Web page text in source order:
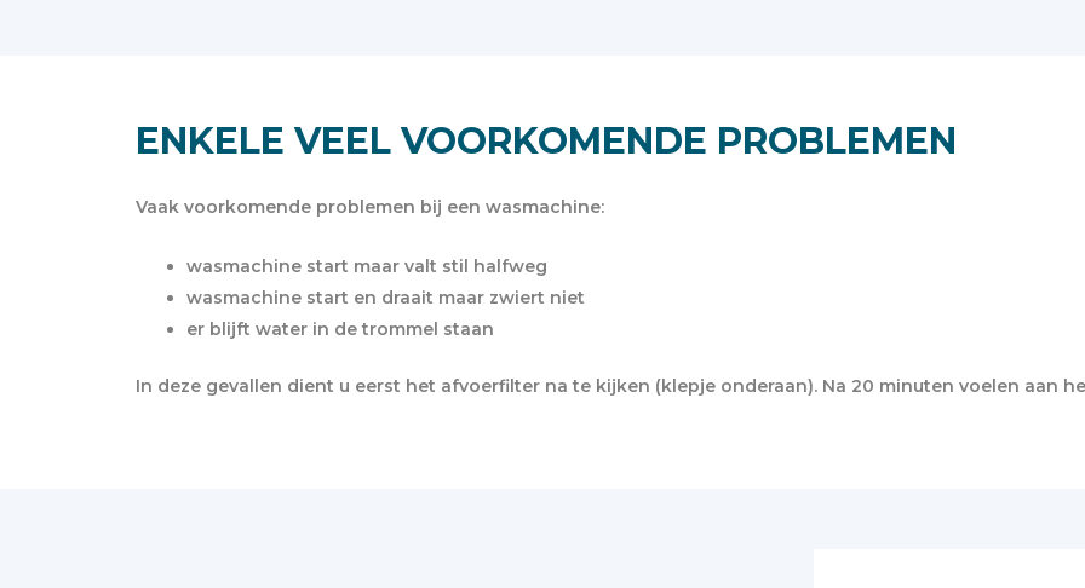
ENKELE VEEL VOORKOMENDE PROBLEMEN
Vaak voorkomende problemen bij een wasmachine:
wasmachine start maar valt stil halfweg
wasmachine start en draait maar zwiert niet
er blijft water in de trommel staan
In deze gevallen dient u eerst het afvoerfilter na te kijken (klepje onderaan). Na 20 minuten voelen aan